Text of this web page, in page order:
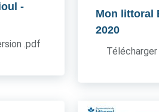
-
.pdf
Mon littoral
2020